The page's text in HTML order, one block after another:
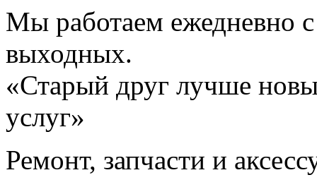
Мы работаем ежедневно
выходных.
«Старый друг лучше
услуг»
Ремонт, запчасти и